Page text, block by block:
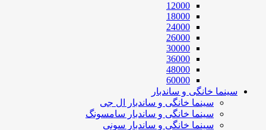
12000
18000
24000
26000
30000
36000
48000
60000
سینما خانگی و ساندبار
سینما خانگی و ساندبار ال جی
سینما خانگی و ساندبار سامسونگ
سینما خانگی و ساندبار سونی